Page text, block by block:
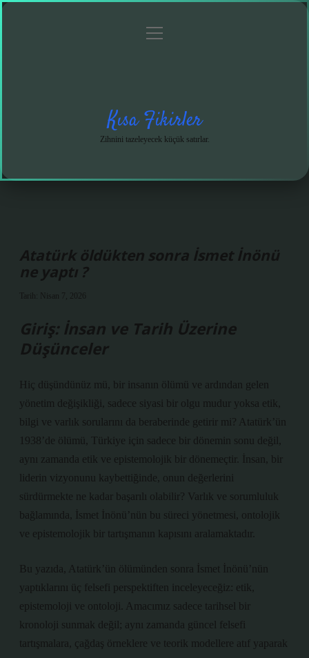
menüyü
Kısa Fikirler
Zihnini tazeleyecek küçük satırlar.
Atatürk öldükten sonra İsmet İnönü
ne yaptı ?
Tarih: Nisan 7, 2026
Giriş: İnsan ve Tarih Üzerine
Düşünceler
Hiç düşündünüz mü, bir insanın ölümü ve ardından gelen
yönetim değişikliği, sadece siyasi bir olgu mudur yoksa etik,
bilgi ve varlık sorularını da beraberinde getirir mi? Atatürk’ün
1938’de ölümü, Türkiye için sadece bir dönemin sonu değil,
aynı zamanda etik ve epistemolojik bir dönemeçtir. İnsan, bir
liderin vizyonunu kaybettiğinde, onun değerlerini
sürdürmekte ne kadar başarılı olabilir? Varlık ve sorumluluk
bağlamında, İsmet İnönü’nün bu süreci yönetmesi, ontolojik
ve epistemolojik bir tartışmanın kapısını aralamaktadır.
Bu yazıda, Atatürk’ün ölümünden sonra İsmet İnönü’nün
yaptıklarını üç felsefi perspektiften inceleyeceğiz: etik,
epistemoloji ve ontoloji. Amacımız sadece tarihsel bir
kronoloji sunmak değil; aynı zamanda güncel felsefi
tartışmalara, çağdaş örneklere ve teorik modellere atıf yaparak